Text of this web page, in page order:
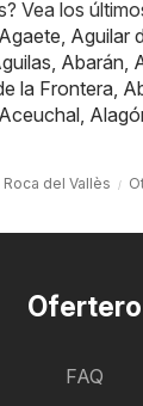
Vea los
Agaete, Aguilar
, Abarán,
la Frontera,
Aceuchal,
del Vallès
Ofertero
FAQ